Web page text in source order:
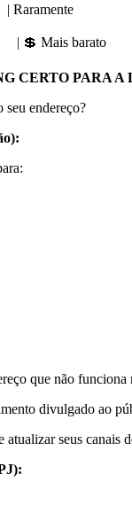
barato
CERTO PARA
endereço?
que não funciona
divulgado ao
seus canais